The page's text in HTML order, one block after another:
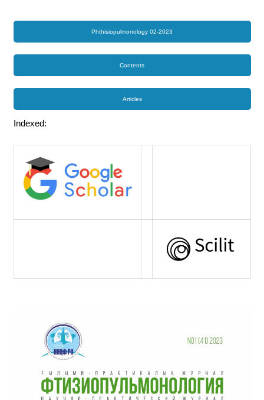
Phthisiopulmonology 02-2023
Contents
Articles
Indexed: